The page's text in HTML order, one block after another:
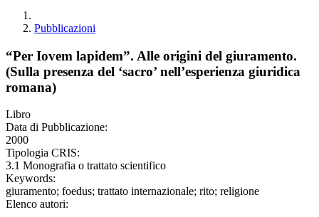
Pubblicazioni
“Per Iovem lapidem”. Alle origini del giuramento.
(Sulla presenza del ‘sacro’ nell’esperienza giuridica
romana)
Libro
Data di Pubblicazione:
2000
Tipologia CRIS:
3.1 Monografia o trattato scientifico
Keywords:
giuramento; foedus; trattato internazionale; rito; religione
Elenco autori: